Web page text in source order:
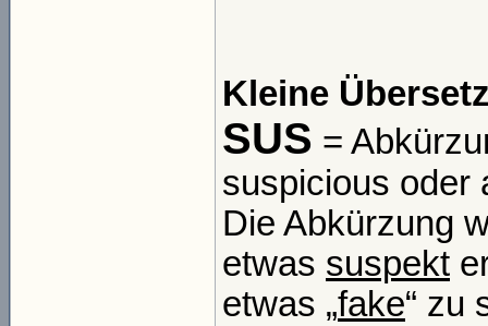
Kleine
SUS =
suspicious oder
Die Abkürzung
etwas suspekt
etwas „fake“ zu